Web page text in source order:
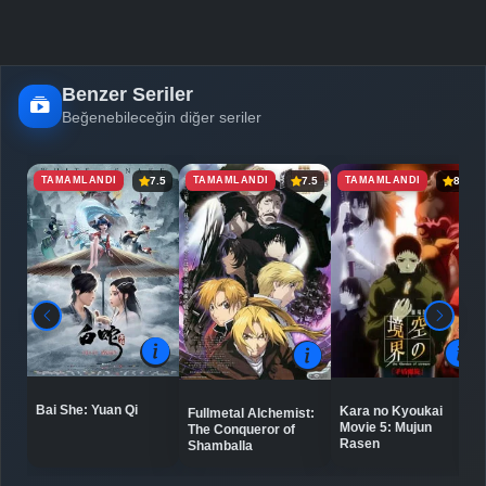
Benzer Seriler
Beğenebileceğin diğer seriler
TAMAMLANDI 7.5
Bai She: Yuan Qi
TAMAMLANDI 7.5
Fullmetal Alchemist:
The Conqueror of
Shamballa
TAMAMLANDI 8.5
Kara no Kyoukai
Movie 5: Mujun
Rasen